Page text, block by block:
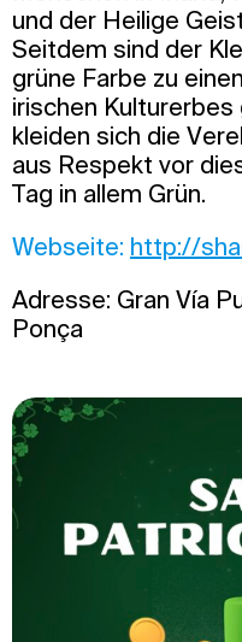
und der Heilige
Seitdem sind der
grüne Farbe zu
irischen Kulturerbes
kleiden sich die
aus Respekt vor
Tag in allem Grün.
Webseite: http://
Adresse: Gran Vía
Ponça